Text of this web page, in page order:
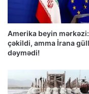
Amerika beyin
çəkildi, amma İrana
dəymədi!